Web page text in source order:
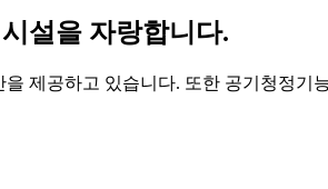
설을 자랑합니다.
제공하고 있습니다. 또한 공기청정